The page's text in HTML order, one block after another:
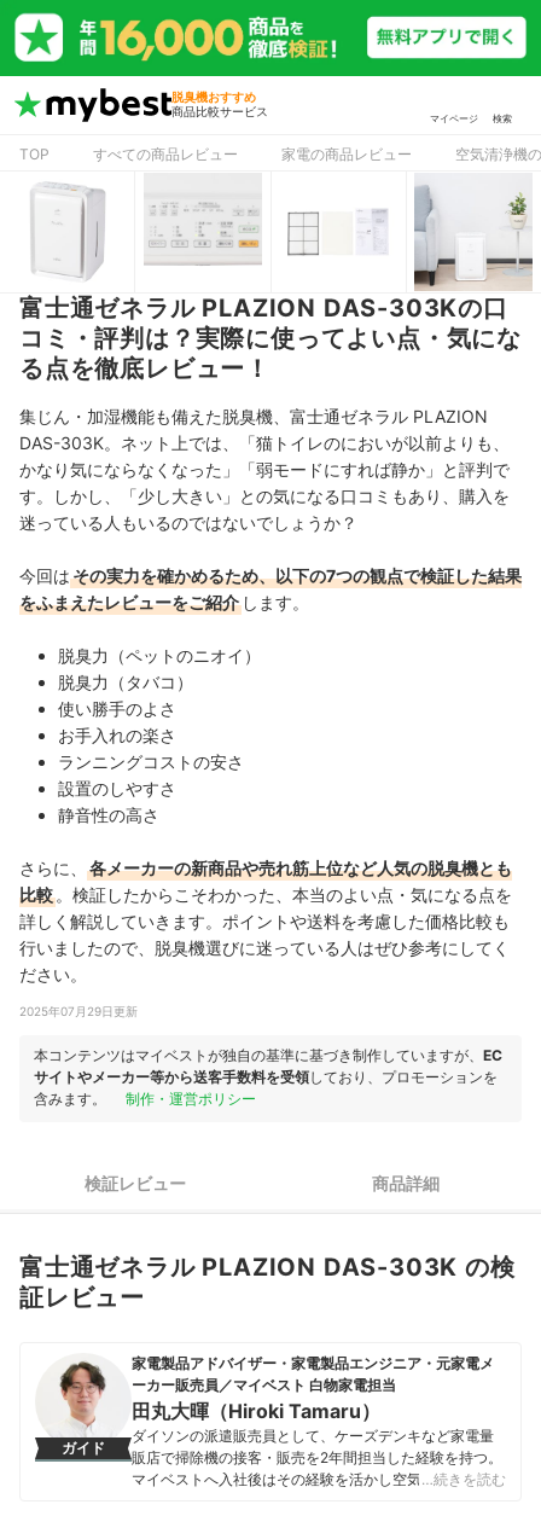
脱臭機おすすめ
商品比較サービス
マイページ 検索
TOP すべての商品レビュー 家電の商品レビュー 空気清浄機
富士通ゼネラル PLAZION DAS-303Kの口
コミ・評判は？実際に使ってよい点・気にな
る点を徹底レビュー！
集じん・加湿機能も備えた脱臭機、富士通ゼネラル PLAZION
DAS-303K。ネット上では、「猫トイレのにおいが以前よりも、
かなり気にならなくなった」「弱モードにすれば静か」と評判で
す。しかし、「少し大きい」との気になる口コミもあり、購入を
迷っている人もいるのではないでしょうか？
今回はその実力を確かめるため、以下の7つの観点で検証した結果
をふまえたレビューをご紹介 します。
脱臭力（ペットのニオイ）
脱臭力（タバコ）
使い勝手のよさ
お手入れの楽さ
ランニングコストの安さ
設置のしやすさ
静音性の高さ
さらに、
各メーカーの新商品や売れ筋上位など人気の脱臭機とも
比較 。検証したからこそわかった、本当のよい点・気になる点を
詳しく解説していきます。ポイントや送料を考慮した価格比較も
行いましたので、脱臭機選びに迷っている人はぜひ参考にしてく
ださい。
2025年07月29日更新
本コンテンツはマイベストが独自の基準に基づき制作していますが、 EC
サイトやメーカー等から送客手数料を受領しており、プロモーションを
含みます。
制作・運営ポリシー
検証レビュー 商品詳細
富士通ゼネラル PLAZION DAS-303K の検
証レビュー
ガイド
家電製品アドバイザー・家電製品エンジニア・元家電メ
ーカー販売員／マイベスト 白物家電担当
田丸大暉（Hiroki Tamaru）
ダイソンの派遣販売員として、ケーズデンキなど家電量
販店で掃除機の接客・販売を2年間担当した経験を持つ。
マイベストへ入社後はその経験を活かし空気清浄機・除
…続きを読む